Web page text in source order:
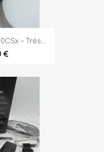
– Très...
€